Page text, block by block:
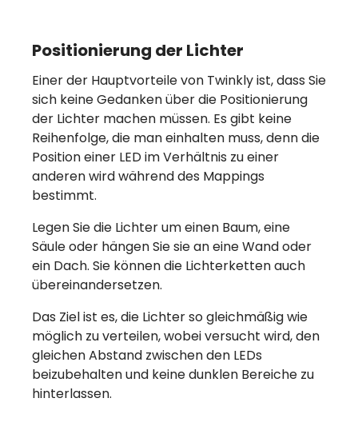
Positionierung der Lichter
Einer der Hauptvorteile von Twinkly ist, dass Sie
sich keine Gedanken über die Positionierung
der Lichter machen müssen. Es gibt keine
Reihenfolge, die man einhalten muss, denn die
Position einer LED im Verhältnis zu einer
anderen wird während des Mappings
bestimmt.
Legen Sie die Lichter um einen Baum, eine
Säule oder hängen Sie sie an eine Wand oder
ein Dach. Sie können die Lichterketten auch
übereinandersetzen.
Das Ziel ist es, die Lichter so gleichmäßig wie
möglich zu verteilen, wobei versucht wird, den
gleichen Abstand zwischen den LEDs
beizubehalten und keine dunklen Bereiche zu
hinterlassen.